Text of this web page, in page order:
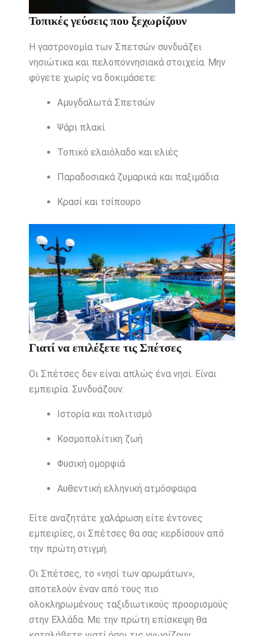
Τοπικές γεύσεις που ξεχωρίζουν
Η γαστρονομία των Σπετσών συνδυάζει
νησιώτικα και πελοποννησιακά στοιχεία. Μην
φύγετε χωρίς να δοκιμάσετε:
Αμυγδαλωτά Σπετσών
Ψάρι πλακί
Τοπικό ελαιόλαδο και ελιές
Παραδοσιακά ζυμαρικά και παξιμάδια
Κρασί και τσίπουρο
Γιατί να επιλέξετε τις Σπέτσες
Οι Σπέτσες δεν είναι απλώς ένα νησί. Είναι
εμπειρία. Συνδυάζουν:
Ιστορία και πολιτισμό
Κοσμοπολίτικη ζωή
Φυσική ομορφιά
Αυθεντική ελληνική ατμόσφαιρα
Είτε αναζητάτε χαλάρωση είτε έντονες
εμπειρίες, οι Σπέτσες θα σας κερδίσουν από
την πρώτη στιγμή.
Οι Σπέτσες, το «νησί των αρωμάτων»,
αποτελούν έναν από τους πιο
ολοκληρωμένους ταξιδιωτικούς προορισμούς
στην Ελλάδα. Με την πρώτη επίσκεψη θα